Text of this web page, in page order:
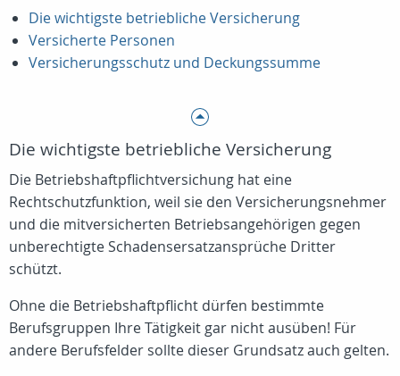
Die wichtigste betriebliche Versicherung
Versicherte Personen
Versicherungsschutz und Deckungssumme
Die wichtigste betriebliche Versicherung
Die Betriebshaftpflichtversichung hat eine
Rechtschutzfunktion, weil sie den Versicherungsnehmer
und die mitversicherten Betriebsangehörigen gegen
unberechtigte Schadensersatzansprüche Dritter
schützt.
Ohne die Betriebshaftpflicht dürfen bestimmte
Berufsgruppen Ihre Tätigkeit gar nicht ausüben! Für
andere Berufsfelder sollte dieser Grundsatz auch gelten.